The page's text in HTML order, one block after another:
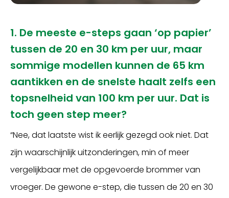
1. De meeste e-steps gaan ‘op papier’
tussen de 20 en 30 km per uur, maar
sommige modellen kunnen de 65 km
aantikken en de snelste haalt zelfs een
topsnelheid van 100 km per uur. Dat is
toch geen step meer?
“Nee, dat laatste wist ik eerlijk gezegd ook niet. Dat
zijn waarschijnlijk uitzonderingen, min of meer
vergelijkbaar met de opgevoerde brommer van
vroeger. De gewone e-step, die tussen de 20 en 30